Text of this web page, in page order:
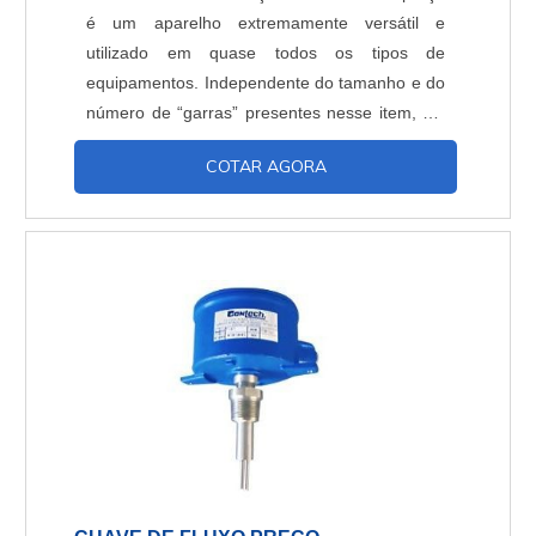
é um aparelho extremamente versátil e
utilizado em quase todos os tipos de
equipamentos. Independente do tamanho e do
número de “garras” presentes nesse item, ele
pode ser colocado até mesmo na vertical,
trazendo mais conforto para sua empresa e
equipamentoMuito utilizada na fabricação de
facilmente encaixado ao seu p....
COTAR AGORA